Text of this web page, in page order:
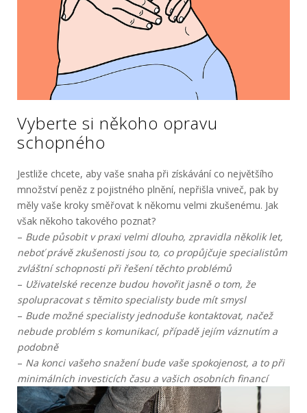
Vyberte si někoho opravu
schopného
Jestliže chcete, aby vaše snaha při získávání co největšího
množství peněz z pojistného plnění, nepřišla vniveč, pak by
měly vaše kroky směřovat k někomu velmi zkušenému. Jak
však někoho takového poznat?
– Bude působit v praxi velmi dlouho, zpravidla několik let,
neboť právě zkušenosti jsou to, co propůjčuje specialistům
zvláštní schopnosti při řešení těchto problémů
– Uživatelské recenze budou hovořit jasně o tom, že
spolupracovat s těmito specialisty bude mít smysl
– Bude možné specialisty jednoduše kontaktovat, načež
nebude problém s komunikací, případě jejím váznutím a
podobně
– Na konci vašeho snažení bude vaše spokojenost, a to při
minimálních investicích času a vašich osobních financí